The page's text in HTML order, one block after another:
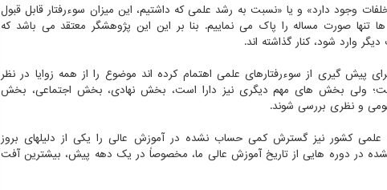
وجود دارد» و یا «نسبت به رشد علمی که داشتیم، این میزان سوءرفتار قابل قبول
صورت مساله را پاک می نماییم. بنا بر این این پژوهشگر معتقد می باشد که
وارد شود، کنار گذاشته اند.
گیری از سوءرفتارهای علمی اهتمام کرده اند موضوع را از همه زوایا در نظر
ولی بخش های مهم دیگری نیز دارا است، بخش نهادی، بخش اجتماعی، بخش
و نظری بررسی شوند.
کشور نیز گسترش کمی حساب نشده در آموزش عالی را یکی از دلیلهای بروز
در دوره هایی از تاریخ آموزش عالی ما، مخصوصاً در یک دهه پیش، بیشترین آفت